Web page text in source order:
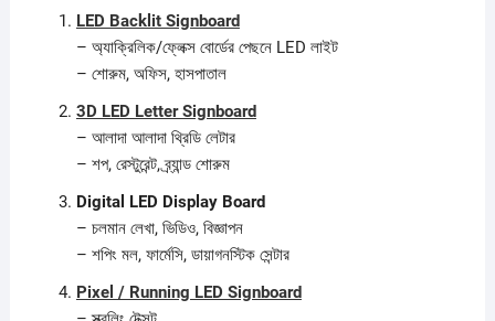
LED Backlit Signboard
– অ্যাক্রিলিক/ফ্লেক্স বোর্ডের পেছনে LED লাইট
– শোরুম, অফিস, হাসপাতাল
3D LED Letter Signboard
– আলাদা আলাদা থ্রিডি লেটার
– শপ, রেস্টুরেন্ট, ব্র্যান্ড শোরুম
Digital LED Display Board
– চলমান লেখা, ভিডিও, বিজ্ঞাপন
– শপিং মল, ফার্মেসি, ডায়াগনস্টিক সেন্টার
Pixel / Running LED Signboard